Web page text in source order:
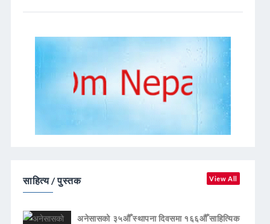
साहित्य / पुस्तक View All
अनेसासको ३५औँ स्थापना दिवसमा १६६औँ साहित्यिक